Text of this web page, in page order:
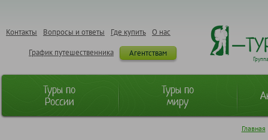
О нас
Где купить
Вопросы и ответы
Контакты
Агентствам
График путешественника
Туры по
России
Туры по
миру
Главная